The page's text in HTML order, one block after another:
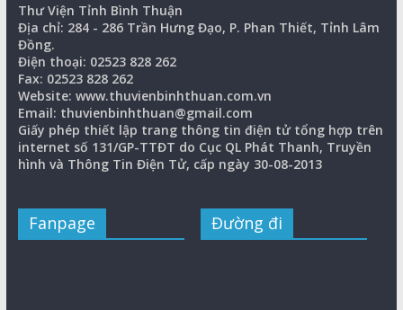
Thư Viện Tỉnh Bình Thuận
Địa chỉ: 284 - 286 Trần Hưng Đạo, P. Phan Thiết, Tỉnh Lâm
Đồng.
Điện thoại: 02523 828 262
Fax: 02523 828 262
Website: www.thuvienbinhthuan.com.vn
Email: thuvienbinhthuan@gmail.com
Giấy phép thiết lập trang thông tin điện tử tổng hợp trên
internet số 131/GP-TTĐT do Cục QL Phát Thanh, Truyền
hình và Thông Tin Điện Tử, cấp ngày 30-08-2013
Fanpage Đường đi